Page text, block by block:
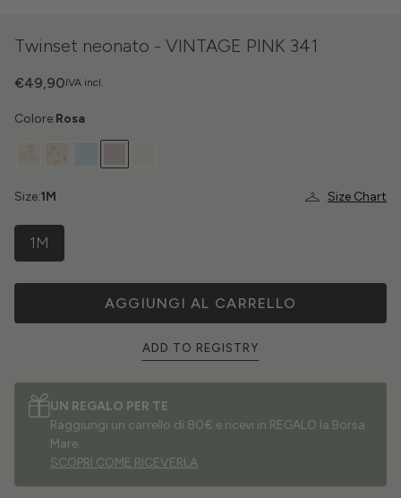
Twinset neonato - VINTAGE PINK 341
IVA incl.
€49,90
Colore:Rosa
Size Chart
Size:1M
1M
AGGIUNGI AL CARRELLO
ADD TO REGISTRY
UN REGALO PER TE
Raggiungi un carrello di 80€ e ricevi in REGALO la Borsa
Mare.
SCOPRI COME RICEVERLA